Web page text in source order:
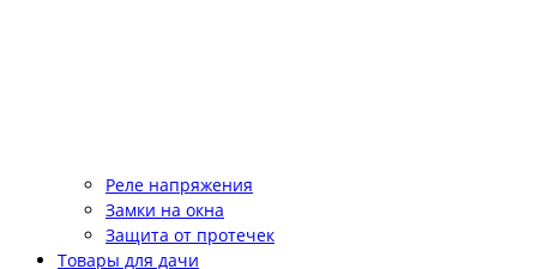
Реле напряжения
Замки на окна
Защита от протечек
Товары для дачи